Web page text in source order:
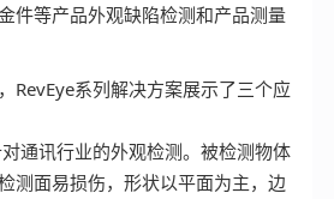
件等产品外观缺陷检测和产品测量
RevEye系列解决方案展示了三个应
通讯行业的外观检测。被检测物体
测面易损伤，形状以平面为主，边